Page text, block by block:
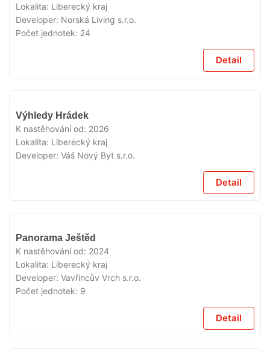
Lokalita: Liberecký kraj
Developer: Norská Living s.r.o.
Počet jednotek: 24
Detail
Výhledy Hrádek
K nastěhování od: 2026
Lokalita: Liberecký kraj
Developer: Váš Nový Byt s.r.o.
Detail
Panorama Ještěd
K nastěhování od: 2024
Lokalita: Liberecký kraj
Developer: Vavřincův Vrch s.r.o.
Počet jednotek: 9
Detail